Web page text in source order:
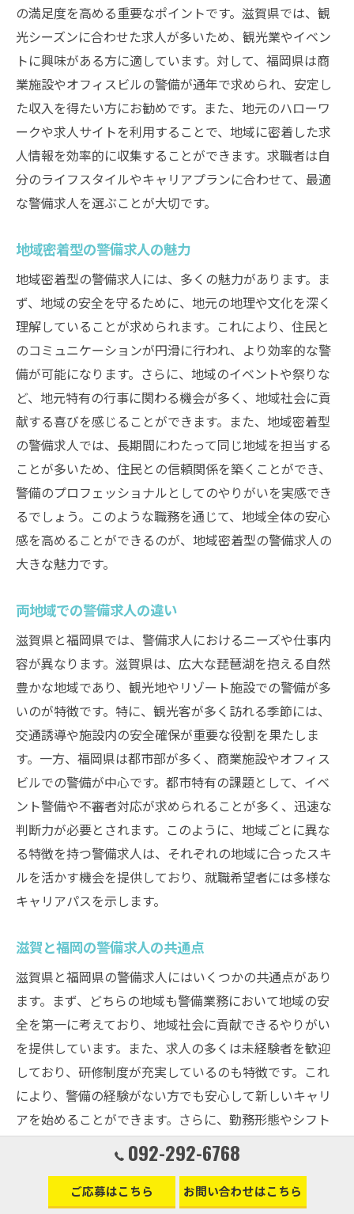
の満足度を高める重要なポイントです。滋賀県では、観
光シーズンに合わせた求人が多いため、観光業やイベン
トに興味がある方に適しています。対して、福岡県は商
業施設やオフィスビルの警備が通年で求められ、安定し
た収入を得たい方にお勧めです。また、地元のハローワ
ークや求人サイトを利用することで、地域に密着した求
人情報を効率的に収集することができます。求職者は自
分のライフスタイルやキャリアプランに合わせて、最適
な警備求人を選ぶことが大切です。
地域密着型の警備求人の魅力
地域密着型の警備求人には、多くの魅力があります。ま
ず、地域の安全を守るために、地元の地理や文化を深く
理解していることが求められます。これにより、住民と
のコミュニケーションが円滑に行われ、より効率的な警
備が可能になります。さらに、地域のイベントや祭りな
ど、地元特有の行事に関わる機会が多く、地域社会に貢
献する喜びを感じることができます。また、地域密着型
の警備求人では、長期間にわたって同じ地域を担当する
ことが多いため、住民との信頼関係を築くことができ、
警備のプロフェッショナルとしてのやりがいを実感でき
るでしょう。このような職務を通じて、地域全体の安心
感を高めることができるのが、地域密着型の警備求人の
大きな魅力です。
両地域での警備求人の違い
滋賀県と福岡県では、警備求人におけるニーズや仕事内
容が異なります。滋賀県は、広大な琵琶湖を抱える自然
豊かな地域であり、観光地やリゾート施設での警備が多
いのが特徴です。特に、観光客が多く訪れる季節には、
交通誘導や施設内の安全確保が重要な役割を果たしま
す。一方、福岡県は都市部が多く、商業施設やオフィス
ビルでの警備が中心です。都市特有の課題として、イベ
ント警備や不審者対応が求められることが多く、迅速な
判断力が必要とされます。このように、地域ごとに異な
る特徴を持つ警備求人は、それぞれの地域に合ったスキ
ルを活かす機会を提供しており、就職希望者には多様な
キャリアパスを示します。
滋賀と福岡の警備求人の共通点
滋賀県と福岡県の警備求人にはいくつかの共通点があり
ます。まず、どちらの地域も警備業務において地域の安
全を第一に考えており、地域社会に貢献できるやりがい
を提供しています。また、求人の多くは未経験者を歓迎
しており、研修制度が充実しているのも特徴です。これ
により、警備の経験がない方でも安心して新しいキャリ
アを始めることができます。さらに、勤務形態やシフト
の柔軟性も共通しており、ライフスタイルに合わせた働
き方が可能です。どちらの地域でも、警備の求人情報は
オンライン求人サイトや地元のハローワークで確認する
092-292-6768
ご応募はこちら お問い合わせはこちら